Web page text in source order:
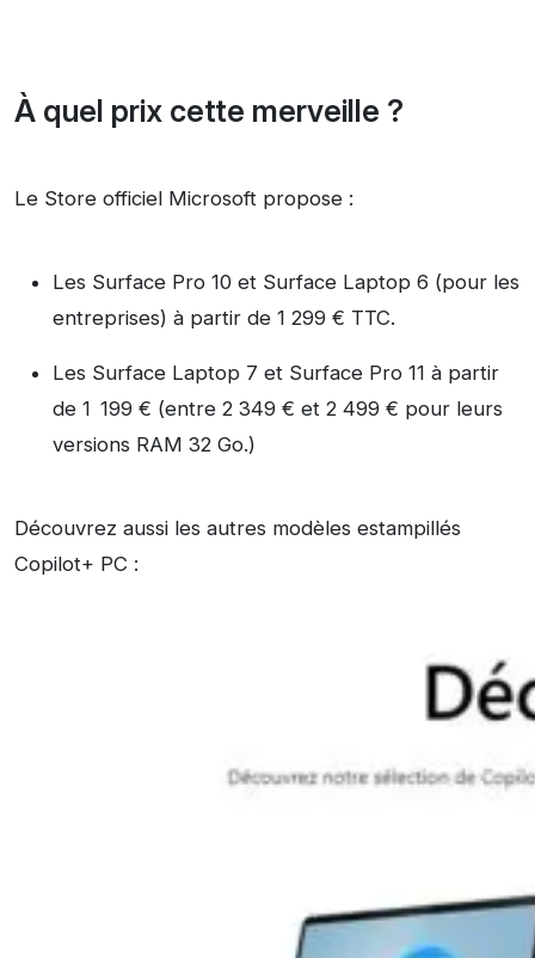
À quel prix cette merveille ?
Le Store officiel Microsoft propose :
Les Surface Pro 10 et Surface Laptop 6 (pour les
entreprises) à partir de 1 299 € TTC.
Les Surface Laptop 7 et Surface Pro 11 à partir
de 1 199 € (entre 2 349 € et 2 499 € pour leurs
versions RAM 32 Go.)
Découvrez aussi les autres modèles estampillés
Copilot+ PC :